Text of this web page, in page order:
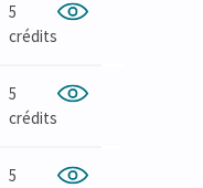
5
crédits
5
crédits
5